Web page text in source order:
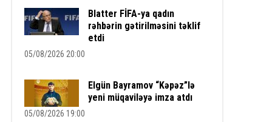
Blatter FİFA-ya qadın
rəhbərin gətirilməsini təklif
etdi
05/08/2026 20:00
Elgün Bayramov “Kəpəz”lə
yeni müqaviləyə imza atdı
05/08/2026 19:00